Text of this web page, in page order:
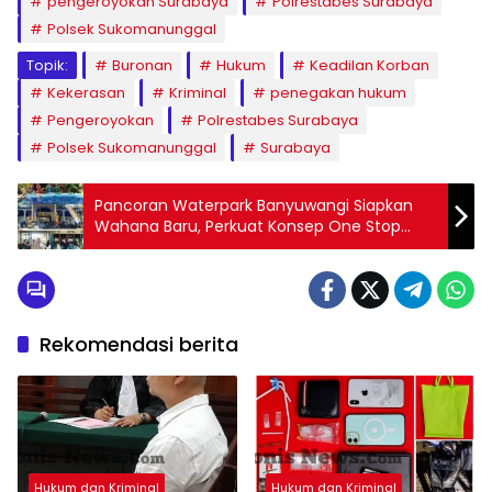
Polsek Sukomanunggal
Topik:
Buronan Hukum
Keadilan Korban
Kekerasan
Kriminal
penegakan hukum
Pengeroyokan
Polrestabes Surabaya
Polsek Sukomanunggal
Surabaya
Pancoran Waterpark Banyuwangi Siapkan
Wahana Baru, Perkuat Konsep One Stop
Family Adventure untuk Wisata Keluarga
Rekomendasi berita
Hukum dan Kriminal Hukum dan Kriminal